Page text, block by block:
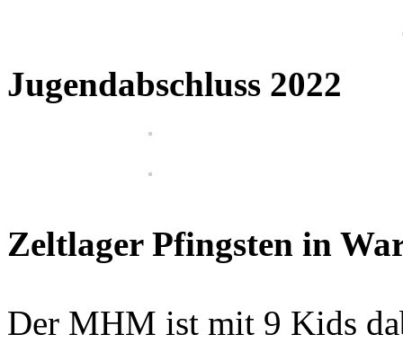
Jugendabschluss 2022
Zeltlager Pfingsten in
Der MHM ist mit 9 Kids